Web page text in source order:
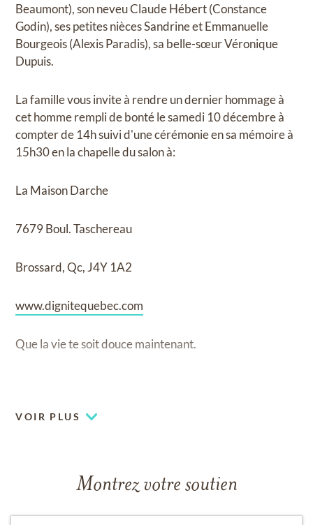
Beaumont), son neveu Claude Hébert (Constance
Godin), ses petites nièces Sandrine et Emmanuelle
Bourgeois (Alexis Paradis), sa belle-sœur Véronique
Dupuis.
La famille vous invite à rendre un dernier hommage à
cet homme rempli de bonté le samedi 10 décembre à
compter de 14h suivi d'une cérémonie en sa mémoire à
15h30 en la chapelle du salon à:
La Maison Darche
7679 Boul. Taschereau
Brossard, Qc, J4Y 1A2
www.dignitequebec.com
Que la vie te soit douce maintenant.
VOIR PLUS
Montrez votre soutien